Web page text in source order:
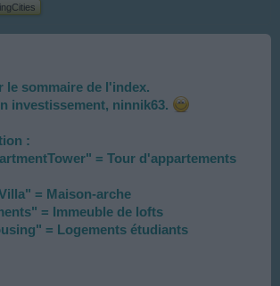
le sommaire de l'index.
investissement, ninnik63.
:
= Tour d'appartements
= Maison-arche
= Immeuble de lofts
= Logements étudiants